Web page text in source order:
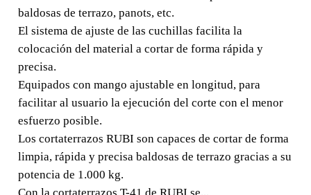
baldosas de terrazo, panots, etc. El sistema de ajuste de
las cuchillas facilita la colocación del material a cortar de
forma rápida y precisa.
baldosas de terrazo, panots, etc.
El sistema de ajuste de las cuchillas facilita la
colocación del material a cortar de forma rápida y
precisa.
Equipados con mango ajustable en longitud, para
facilitar al usuario la ejecución del corte con el menor
esfuerzo posible.
Los cortaterrazos RUBI son capaces de cortar de forma
limpia, rápida y precisa baldosas de terrazo gracias a su
potencia de 1.000 kg.